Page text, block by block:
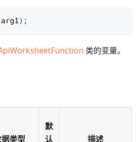
arg1) ;
类的变量。
类型
默
认
描述